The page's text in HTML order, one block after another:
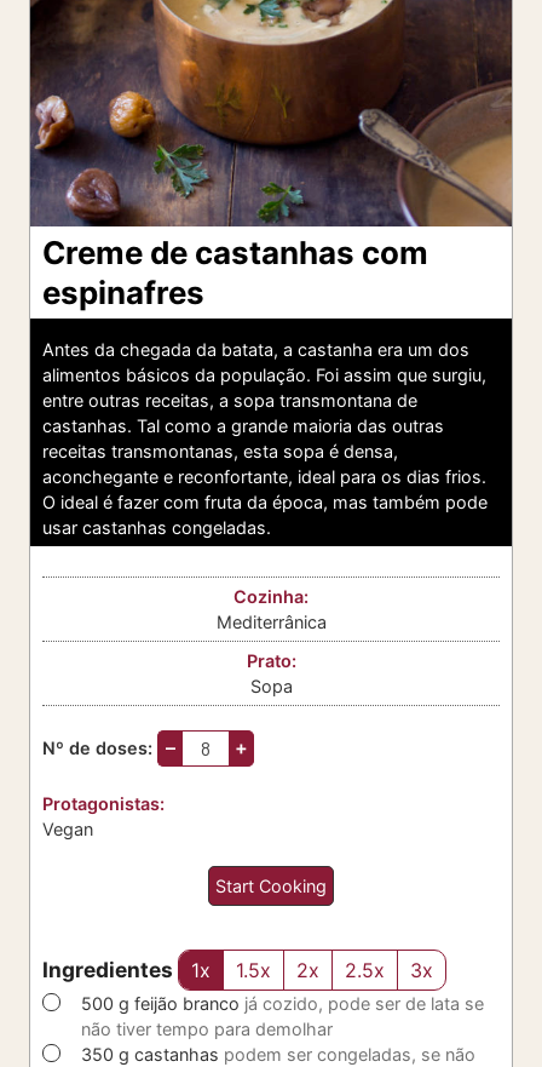
Creme de castanhas com
espinafres
Antes da chegada da batata, a castanha era um dos
alimentos básicos da população. Foi assim que surgiu,
entre outras receitas, a sopa transmontana de
castanhas. Tal como a grande maioria das outras
receitas transmontanas, esta sopa é densa,
aconchegante e reconfortante, ideal para os dias frios.
O ideal é fazer com fruta da época, mas também pode
usar castanhas congeladas.
Cozinha:
Mediterrânica
Prato:
Sopa
Nº de doses: – +
Protagonistas:
Vegan
Start Cooking
Ingredientes 1x 1.5x 2x 2.5x 3x
▢
500 g feijão branco já cozido, pode ser de lata se
não tiver tempo para demolhar
▢
350 g castanhas podem ser congeladas, se não